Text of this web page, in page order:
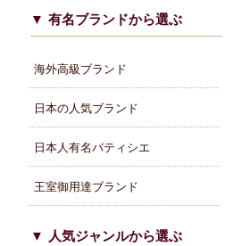
有名ブランドから選ぶ
海外高級ブランド
日本の人気ブランド
日本人有名パティシエ
王室御用達ブランド
人気ジャンルから選ぶ